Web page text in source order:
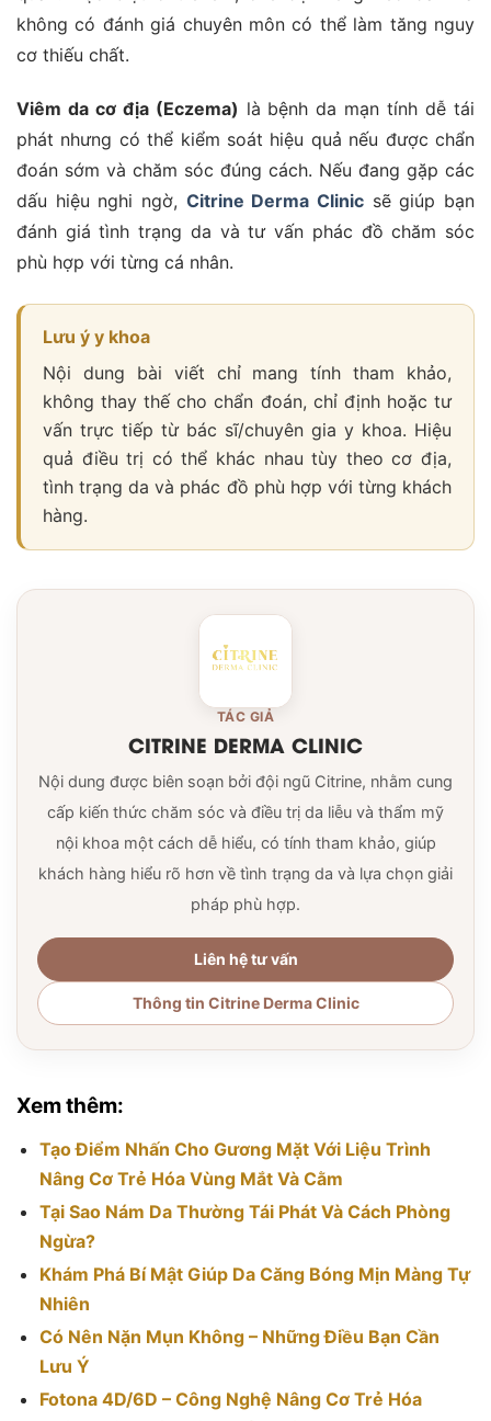
không có đánh giá chuyên môn có thể làm tăng nguy
cơ thiếu chất.
Viêm da cơ địa (Eczema) là bệnh da mạn tính dễ tái
phát nhưng có thể kiểm soát hiệu quả nếu được chẩn
đoán sớm và chăm sóc đúng cách. Nếu đang gặp các
dấu hiệu nghi ngờ, Citrine Derma Clinic sẽ giúp bạn
đánh giá tình trạng da và tư vấn phác đồ chăm sóc
phù hợp với từng cá nhân.
Lưu ý y khoa
Nội dung bài viết chỉ mang tính tham khảo,
không thay thế cho chẩn đoán, chỉ định hoặc tư
vấn trực tiếp từ bác sĩ/chuyên gia y khoa. Hiệu
quả điều trị có thể khác nhau tùy theo cơ địa,
tình trạng da và phác đồ phù hợp với từng khách
hàng.
TÁC GIẢ
CITRINE DERMA CLINIC
Nội dung được biên soạn bởi đội ngũ Citrine, nhằm cung
cấp kiến thức chăm sóc và điều trị da liễu và thẩm mỹ
nội khoa một cách dễ hiểu, có tính tham khảo, giúp
khách hàng hiểu rõ hơn về tình trạng da và lựa chọn giải
pháp phù hợp.
Liên hệ tư vấn
Thông tin Citrine Derma Clinic
Xem thêm:
Tạo Điểm Nhấn Cho Gương Mặt Với Liệu Trình
Nâng Cơ Trẻ Hóa Vùng Mắt Và Cằm
Tại Sao Nám Da Thường Tái Phát Và Cách Phòng
Ngừa?
Khám Phá Bí Mật Giúp Da Căng Bóng Mịn Màng Tự
Nhiên
Có Nên Nặn Mụn Không – Những Điều Bạn Cần
Lưu Ý
Fotona 4D/6D – Công Nghệ Nâng Cơ Trẻ Hóa